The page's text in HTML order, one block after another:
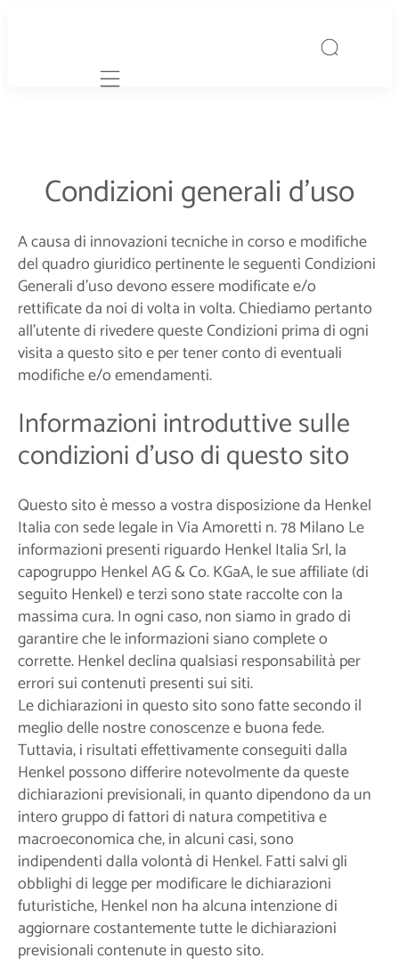
Mobile navigation
Condizioni generali d'uso
A causa di innovazioni tecniche in corso e modifiche
del quadro giuridico pertinente le seguenti Condizioni
Generali d’uso devono essere modificate e/o
rettificate da noi di volta in volta. Chiediamo pertanto
all'utente di rivedere queste Condizioni prima di ogni
visita a questo sito e per tener conto di eventuali
modifiche e/o emendamenti.
Informazioni introduttive sulle
condizioni d'uso di questo sito
Questo sito è messo a vostra disposizione da Henkel
Italia con sede legale in Via Amoretti n. 78 Milano Le
informazioni presenti riguardo Henkel Italia Srl, la
capogruppo Henkel AG & Co. KGaA, le sue affiliate (di
seguito Henkel) e terzi sono state raccolte con la
massima cura. In ogni caso, non siamo in grado di
garantire che le informazioni siano complete o
corrette. Henkel declina qualsiasi responsabilità per
errori sui contenuti presenti sui siti.
Le dichiarazioni in questo sito sono fatte secondo il
meglio delle nostre conoscenze e buona fede.
Tuttavia, i risultati effettivamente conseguiti dalla
Henkel possono differire notevolmente da queste
dichiarazioni previsionali, in quanto dipendono da un
intero gruppo di fattori di natura competitiva e
macroeconomica che, in alcuni casi, sono
indipendenti dalla volontà di Henkel. Fatti salvi gli
obblighi di legge per modificare le dichiarazioni
futuristiche, Henkel non ha alcuna intenzione di
aggiornare costantemente tutte le dichiarazioni
previsionali contenute in questo sito.